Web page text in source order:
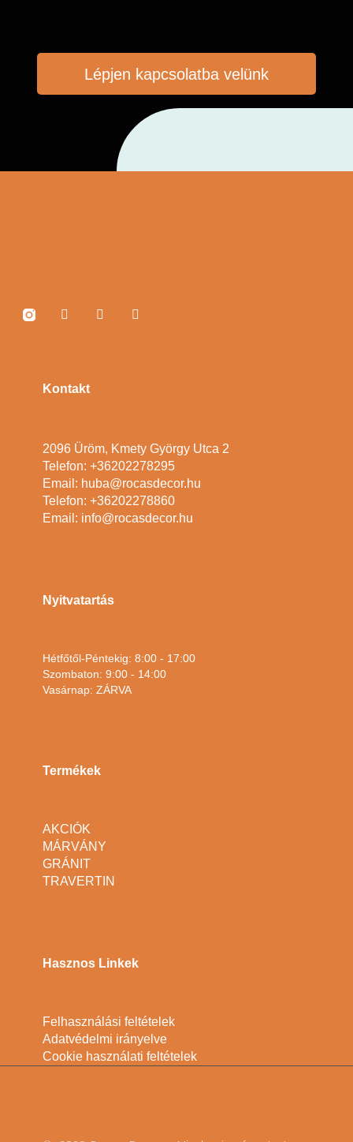
Lépjen kapcsolatba velünk
Kontakt
2096 Üröm, Kmety György Utca 2
Telefon: +36202278295
Email: huba@rocasdecor.hu
Telefon: +36202278860
Email: info@rocasdecor.hu
Nyitvatartás
Hétfőtől-Péntekig: 8:00 - 17:00
Szombaton: 9:00 - 14:00
Vasárnap: ZÁRVA
Termékek
AKCIÓK
MÁRVÁNY
GRÁNIT
TRAVERTIN
Hasznos Linkek
Felhasználási feltételek
Adatvédelmi irányelve
Cookie használati feltételek